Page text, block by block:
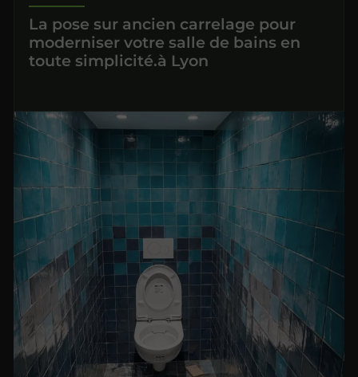
La pose sur ancien carrelage pour
moderniser votre salle de bains en
toute simplicité.à Lyon